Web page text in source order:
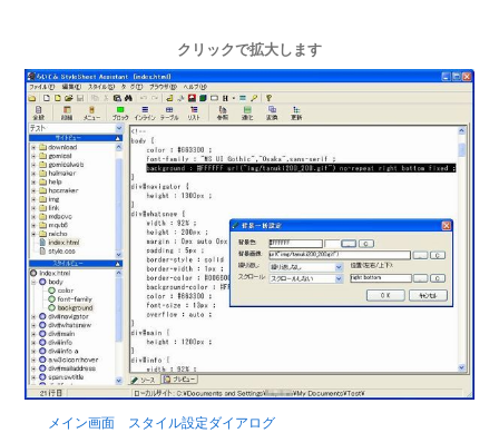
クリックで拡大します
メイン画面 スタイル設定ダイアログ